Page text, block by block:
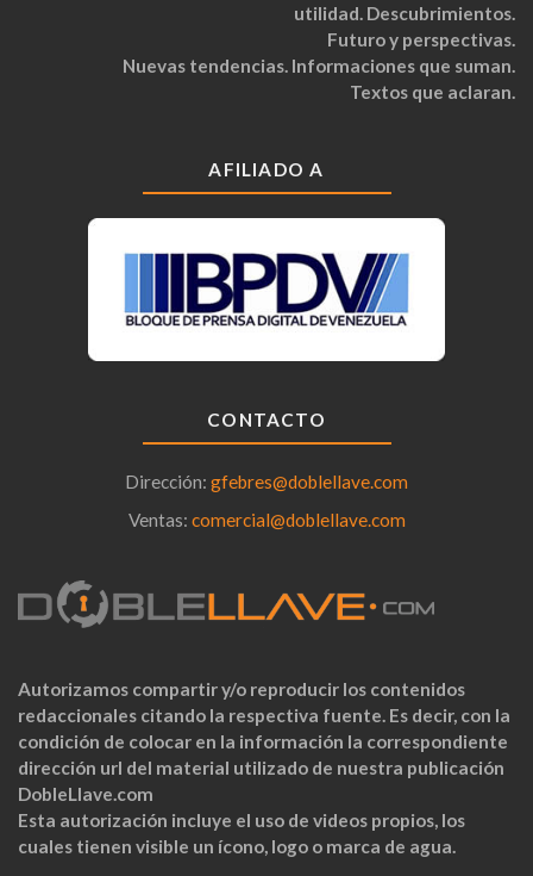
utilidad. Descubrimientos.
Futuro y perspectivas.
Nuevas tendencias. Informaciones que suman.
Textos que aclaran.
AFILIADO A
CONTACTO
Dirección: gfebres@doblellave.com
Ventas: comercial@doblellave.com
Autorizamos compartir y/o reproducir los contenidos
redaccionales citando la respectiva fuente. Es decir, con la
condición de colocar en la información la correspondiente
dirección url del material utilizado de nuestra publicación
DobleLlave.com
Esta autorización incluye el uso de videos propios, los
cuales tienen visible un ícono, logo o marca de agua.